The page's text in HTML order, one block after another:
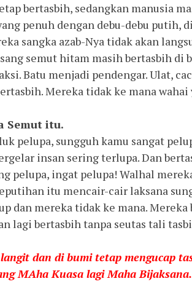
bertasbih, sedangkan manusia
penuh dengan debu-debu putih,
sangka azab-Nya tidak akan
semut hitam masih bertasbih di
Batu menjadi pendengar. Ulat,
Mereka tidak ke mana wahai
Semut itu.
pelupa, sungguh kamu sangat
insan sering terlupa. Dan
pelupa, ingat pelupa! Walhal
itu mencair-cair laksana
dan mereka tidak ke mana. Mereka
lagi bertasbih tanpa seutas tali
dan di bumi tetap mengucap
MAha Kuasa lagi Maha